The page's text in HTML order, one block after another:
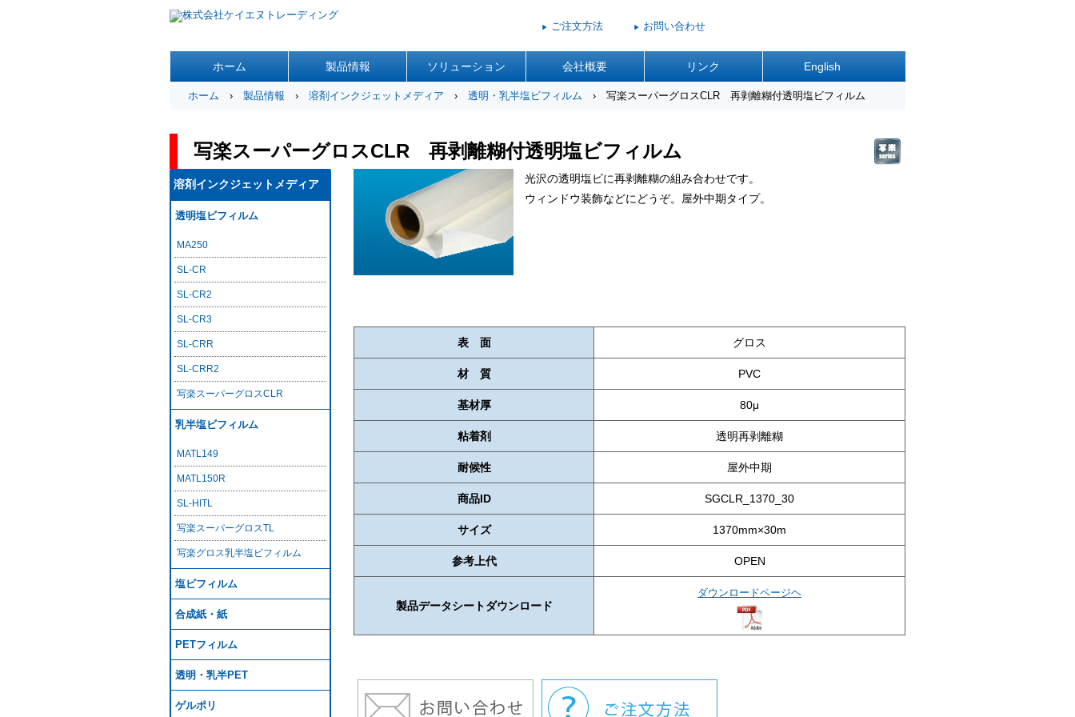
▶ ご注文方法 ▶ お問い合わせ
ホーム 製品情報 ソリューション 会社概要 リンク English
ホーム › 製品情報 › 溶剤インクジェットメディア › 透明・乳半塩ビフィルム › 写楽スーパーグロスCLR 再剥離糊付透明塩ビフィルム
写楽スーパーグロスCLR 再剥離糊付透明塩ビフィルム
光沢の透明塩ビに再剥離糊の組み合わせです。
ウィンドウ装飾などにどうぞ。屋外中期タイプ。
表 面 グロス
材 質 PVC
基材厚 80μ
粘着剤 透明再剥離糊
耐候性 屋外中期
商品ID SGCLR_1370_30
サイズ 1370mm×30m
参考上代 OPEN
製品データシートダウンロード
ダウンロードページヘ
溶剤インクジェットメディア
透明塩ビフィルム
MA250
SL-CR
SL-CR2
SL-CR3
SL-CRR
SL-CRR2
写楽スーパーグロスCLR
乳半塩ビフィルム
MATL149
MATL150R
SL-HITL
写楽スーパーグロスTL
写楽グロス乳半塩ビフィルム
塩ビフィルム
合成紙・紙
PETフィルム
透明・乳半PET
ゲルポリ